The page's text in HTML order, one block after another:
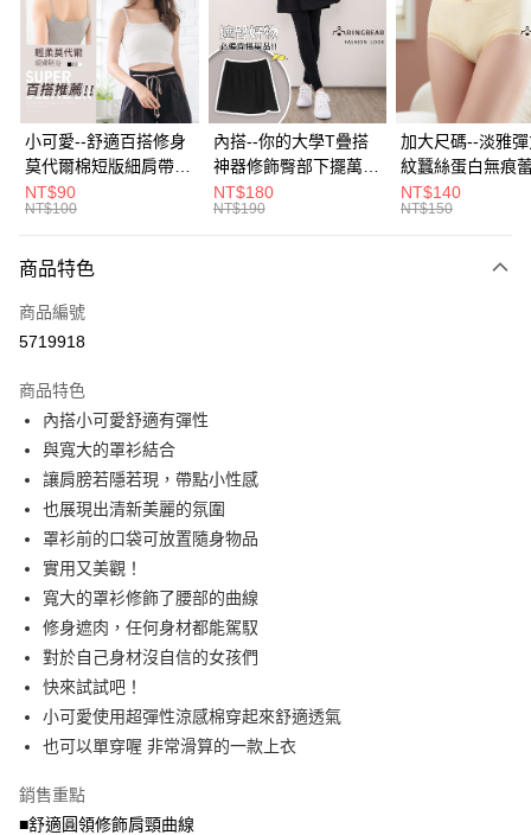
Apple Pay
街口支付
悠遊付
Google Pay
全盈+PAY
大哥付你分期
【大哥付你分期使用說明】
1.本服務由台灣大哥大提供，台灣大哥大用戶可立即使用無須另外申請。
流程，驗證手機門號後，選擇欲分期的期數、繳款截止日，確認付款後即完
成交易。
3.實際核准額度、可分期數及費用金額請依後續交易確認頁面所載為準。
4.訂單成立30分鐘內，如未前往確認交易或遇審核未通過，訂單將自動取
法說明評估內容。
【繳款方式說明】
1.分期款項不併入電信帳單，「大哥付你分期」於每月結算日後寄送繳費提
醒簡訊。
2.透過簡訊連結打開帳單後，可選擇「超商條碼／台灣大直營門市／銀行轉
帳／街口支付／iPASS MONEY」等通路繳費。
【注意事項】
1.本服務係由「台灣大哥大股份有限公司」（以下簡稱本公司）所提供，讓
用戶於交易時，得透過本服務購買商品或服務，並由商店將買賣／分期付款
2.基於同意付款使用「大哥付你分期」之契約關係目的，商店將以您的個人
資料（包含姓名、電話或地址）提供予台灣大哥大進項蒐集、處理及利用，
3.完整用戶服務條款，請詳閱以下連結：
AFTEE先享後付
【關於「AFTEE先享後付」】
AFTEE先享後付是「在收到商品之後才付款」的支付方式。 讓您購物簡單
便利好安心！
１．簡單：不需註冊會員、不需綁卡、不需儲值。
２．便利：只要手機號碼，簡訊認證，即可結帳。
３．安心：先確認商品／服務後，再付款。
【「AFTEE先享後付」結帳流程】
１．於結帳方式選擇「AFTEE先享後付」後，將跳轉至「AFTEE先享後付」
２．訂單成立數日內，您將收到繳費通知簡訊。
３．收到繳費通知簡訊後14天內，點擊此簡訊中的連結，可透過四大超商／
ATM／網路銀行／等多元方式進行付款，方視為交易完成。
※ 請注意：結帳手續完成當下不需立刻繳費，但若您需要取消訂單，請聯絡
購買商品的店家。未經商家同意取消之訂單仍視為有效，需透過AFTEE先享
後付繳納相關費用。
是否繳費成功／繳費後需取消欲退款等相關疑問，請聯繫「AFTEE先享後付
【注意事項】
ATM付款
全家取貨付款
每筆NT$70，滿NT$699(含以上)免運費
付款後全家取貨
7-11取貨付款
每筆NT$70，滿NT$799(含以上)免運費
宅配
小可愛--舒適百搭修身
莫代爾棉短版細肩帶素
色背心(白.黑.灰L-2L)-
U582眼圈熊中大尺碼
NT$90
NT$100
內搭--你的大學T疊搭
神器修飾臀部下擺萬用
內搭裙/遮臀裙(黑2L-
6L)-Q155眼圈熊中大
NT$180
NT$190
加大尺碼--淡雅
紋蠶絲蛋白無痕
角內褲(白.粉.藍.
3L)-L28眼圈熊中
NT$140
NT$150
商品特色
商品編號
5719918
商品特色
內搭小可愛舒適有彈性
與寬大的罩衫結合
讓肩膀若隱若現，帶點小性感
也展現出清新美麗的氛圍
罩衫前的口袋可放置隨身物品
實用又美觀！
寬大的罩衫修飾了腰部的曲線
修身遮肉，任何身材都能駕馭
對於自己身材沒自信的女孩們
快來試試吧！
小可愛使用超彈性涼感棉穿起來舒適透氣
也可以單穿喔 非常滑算的一款上衣
銷售重點
■舒適圓領修飾肩頸曲線